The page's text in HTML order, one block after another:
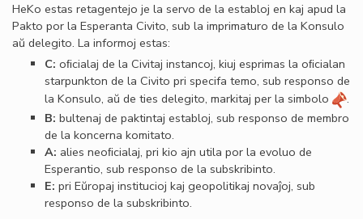
HeKo estas retagentejo je la servo de la establoj en kaj apud la
Pakto por la Esperanta Civito, sub la imprimaturo de la Konsulo
aŭ delegito. La informoj estas:
C: oﬁcialaj de la Civitaj instancoj, kiuj esprimas la oﬁcialan
starpunkton de la Civito pri specifa temo, sub responso de
la Konsulo, aŭ de ties delegito, markitaj per la simbolo
.
B: bultenaj de paktintaj establoj, sub responso de membro
de la koncerna komitato.
A: alies neoﬁcialaj, pri kio ajn utila por la evoluo de
Esperantio, sub responso de la subskribinto.
E: pri Eŭropaj institucioj kaj geopolitikaj novaĵoj, sub
responso de la subskribinto.